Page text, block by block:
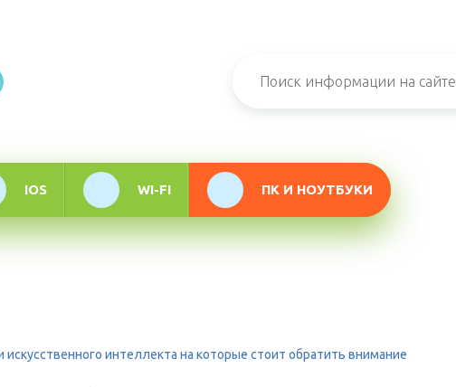
IOS WI-FI ПК И НОУТБУКИ
интеллекта на которые стоит обратить внимание